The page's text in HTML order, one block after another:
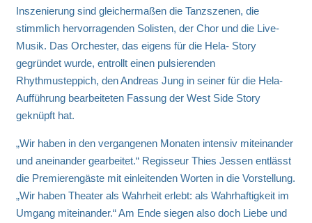
Inszenierung sind gleichermaßen die Tanzszenen, die
stimmlich hervorragenden Solisten, der Chor und die Live-
Musik. Das Orchester, das eigens für die Hela- Story
gegründet wurde, entrollt einen pulsierenden
Rhythmusteppich, den Andreas Jung in seiner für die Hela-
Aufführung bearbeiteten Fassung der West Side Story
geknüpft hat.
„Wir haben in den vergangenen Monaten intensiv miteinander
und aneinander gearbeitet.“ Regisseur Thies Jessen entlässt
die Premierengäste mit einleitenden Worten in die Vorstellung.
„Wir haben Theater als Wahrheit erlebt: als Wahrhaftigkeit im
Umgang miteinander.“ Am Ende siegen also doch Liebe und